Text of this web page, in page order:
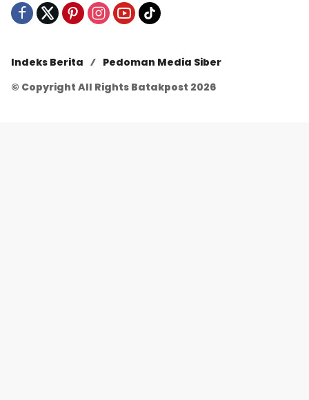
Indeks Berita
Pedoman Media Siber
© Copyright All Rights Batakpost 2026